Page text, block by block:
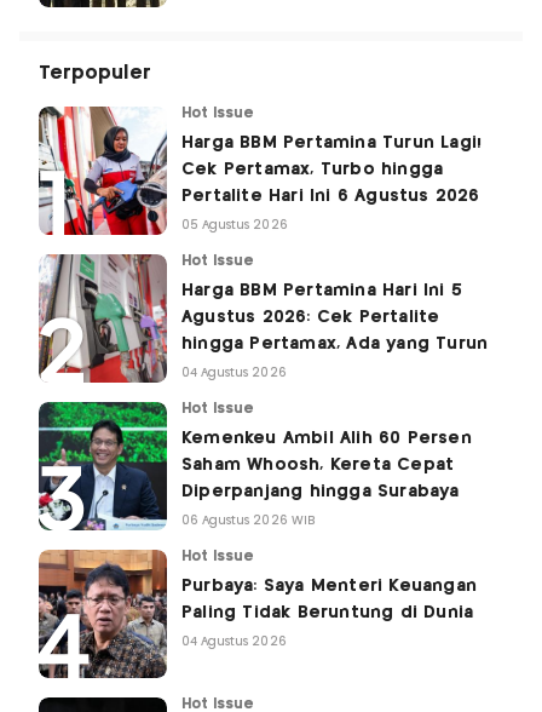
Terpopuler
Hot Issue
Harga BBM Pertamina Turun Lagi!
Cek Pertamax, Turbo hingga
Pertalite Hari Ini 6 Agustus 2026
05 Agustus 2026
Hot Issue
Harga BBM Pertamina Hari Ini 5
Agustus 2026: Cek Pertalite
hingga Pertamax, Ada yang Turun
04 Agustus 2026
Hot Issue
Kemenkeu Ambil Alih 60 Persen
Saham Whoosh, Kereta Cepat
Diperpanjang hingga Surabaya
06 Agustus 2026 WIB
Hot Issue
Purbaya: Saya Menteri Keuangan
Paling Tidak Beruntung di Dunia
04 Agustus 2026
Hot Issue